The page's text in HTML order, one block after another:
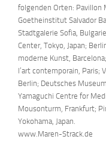
folgenden Orten: Pavillon
Goetheinstitut Salvador
Stadtgalerie Sofia,
Center, Tokyo, Japan;
moderne Kunst,
l’art contemporain, Paris;
Berlin; Deutsches
Yamaguchi Centre for
Mousonturm, Frankfurt;
Yokohama, Japan.
www.Maren-Strack.de